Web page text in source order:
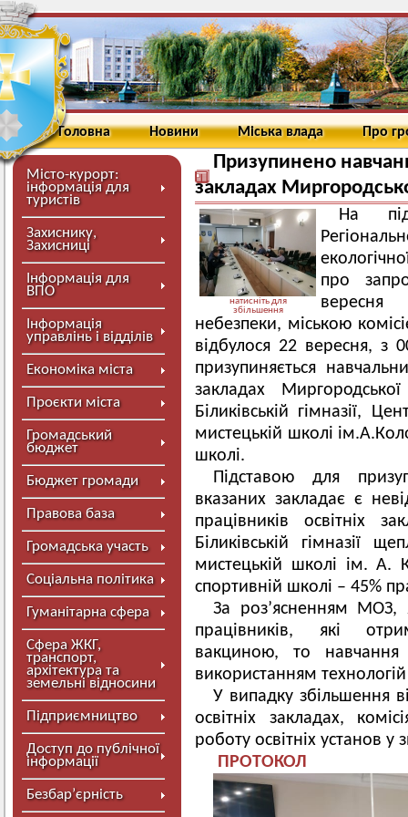
Головна Новини Міська влада Про
Місто-курорт:
інформація для
туристів
Захиснику,
Захисниці
Інформація для
ВПО
Інформація
управлінь і відділів
Економіка міста
Проєкти міста
Громадський
бюджет
Бюджет громади
Правова база
Громадська участь
Соціальна політика
Гуманітарна сфера
Сфера ЖКГ,
транспорт,
архітектура та
земельні відносини
Підприємництво
Доступ до публічної
інформації
Безбар’єрність
Призупинено
закладах
натисніть для
збільшення
На
про
вересня
небезпеки, міською
відбулося 22 вересня, з
призупиняється
закладах
Біликівській гімназії,
мистецькій школі
школі.
Підставою для
вказаних закладає є
працівників освітніх
Біликівській гімназії
мистецькій школі ім. А.
спортивній школі – 45%
За роз’ясненням МОЗ,
працівників, які
вакциною, то
використанням
У випадку збільшення
освітніх закладах,
роботу освітніх установ
ПРОТОКОЛ